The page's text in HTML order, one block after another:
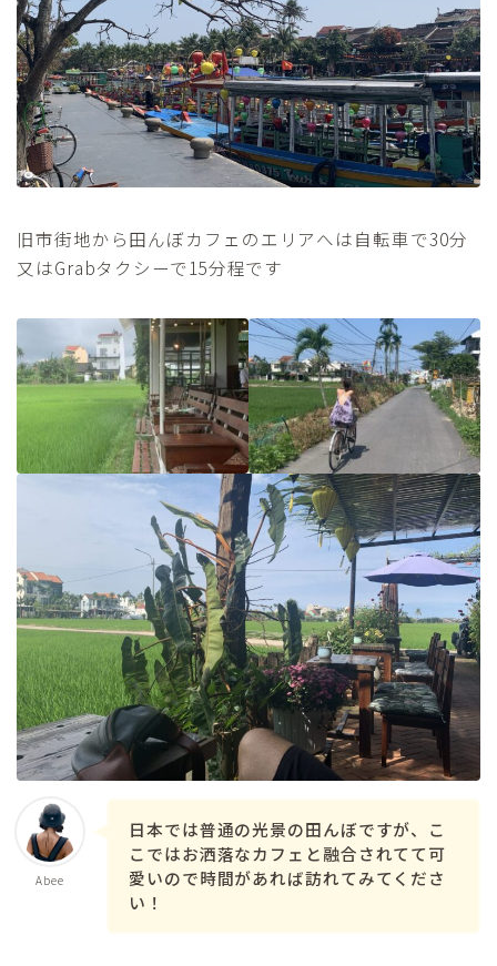
旧市街地から田んぼカフェのエリアへは自転車で30分
又はGrabタクシーで15分程です
Abee
日本では普通の光景の田んぼですが、こ
こではお洒落なカフェと融合されてて可
愛いので時間があれば訪れてみてくださ
い！